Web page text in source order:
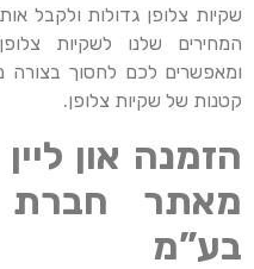
שקיות צלופן גדולות ולקבל
המחירים שלנו לשקיות
ומאפשרים לכם לחסוך
קטנות של שקיות צלופן.
הזמנה און
מאתר חברת
בע”מ